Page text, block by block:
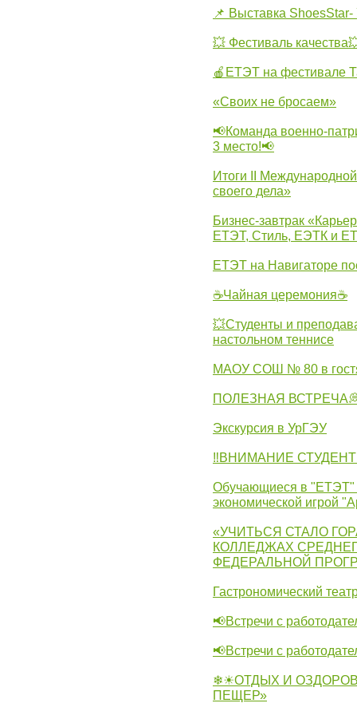
📌 Выставка ShoesStar-
💥 Фестиваль
🍎ЕТЭТ на фестивале
«Своих не бросаем»
📢Команда военно-
3 место!📢
Итоги II
своего дела»
Бизнес-завтрак
ЕТЭТ, Стиль, ЕЭТК и
ЕТЭТ на Навигаторе
☕Чайная церемония☕
💥Студенты и
настольном теннисе
МАОУ СОШ № 80 в
ПОЛЕЗНАЯ
Экскурсия в УрГЭУ
‼ВНИМАНИЕ
Обучающиеся в "ЕТЭТ"
экономической игрой
«УЧИТЬСЯ СТАЛО
КОЛЛЕДЖАХ
ФЕДЕРАЛЬНОЙ
Гастрономический
📢Встречи с
📢Встречи с
❄☀ОТДЫХ И
ПЕЩЕР»